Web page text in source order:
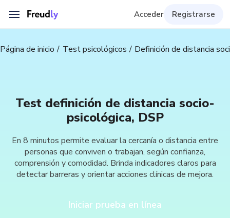
Acceder Registrarse
Página de inicio Test psicológicos Definición de distancia
Test definición de distancia socio-
psicológica, DSP
En 8 minutos permite evaluar la cercanía o distancia entre
personas que conviven o trabajan, según confianza,
comprensión y comodidad. Brinda indicadores claros para
detectar barreras y orientar acciones clínicas de mejora.
Iniciar prueba en línea